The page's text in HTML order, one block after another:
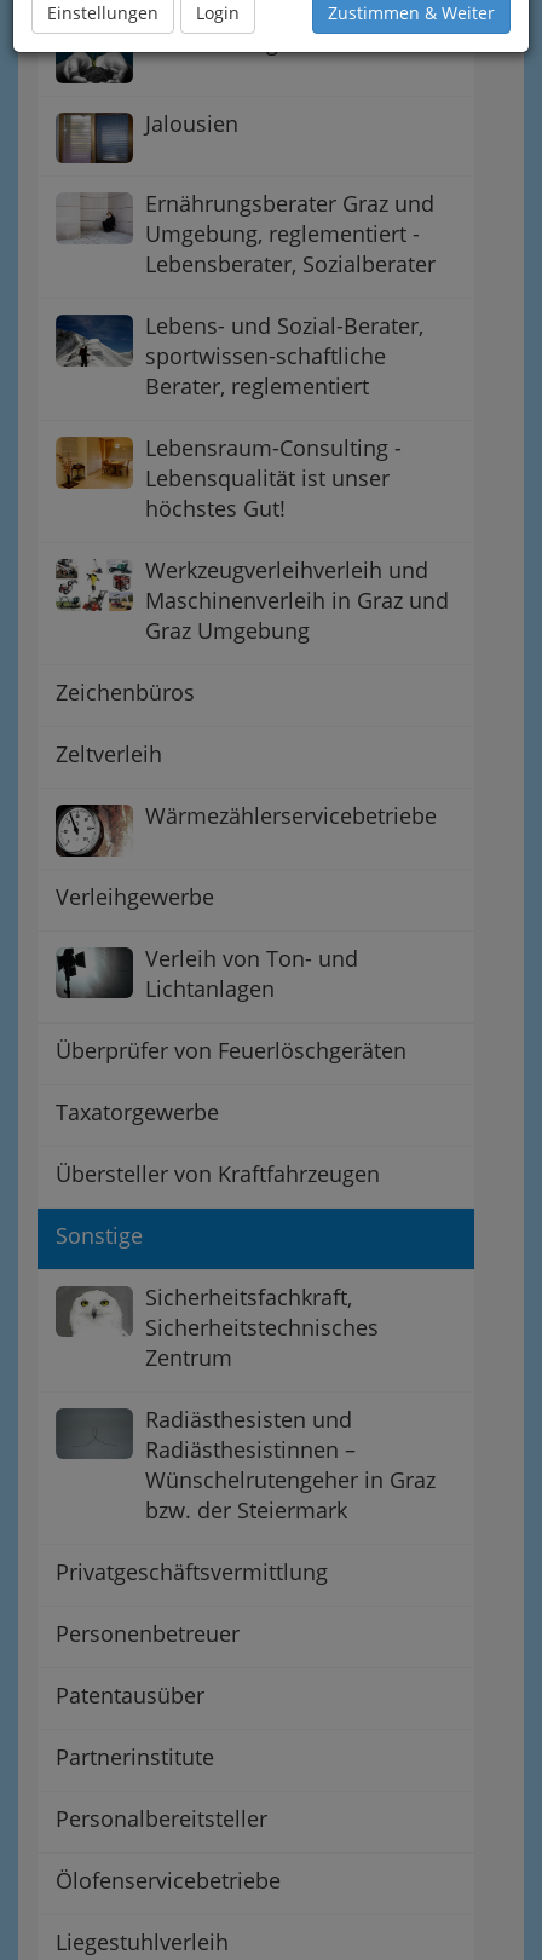
Einstellungen Login Zustimmen & Weiter
Humanenergetiker
Jalousien
Ernährungsberater Graz und
Umgebung, reglementiert -
Lebensberater, Sozialberater
Lebens- und Sozial-Berater,
sportwissen-schaftliche
Berater, reglementiert
Lebensraum-Consulting -
Lebensqualität ist unser
höchstes Gut!
Werkzeugverleihverleih und
Maschinenverleih in Graz und
Graz Umgebung
Zeichenbüros
Zeltverleih
Wärmezählerservicebetriebe
Verleihgewerbe
Verleih von Ton- und
Lichtanlagen
Überprüfer von Feuerlöschgeräten
Taxatorgewerbe
Übersteller von Kraftfahrzeugen
Sonstige
Sicherheitsfachkraft,
Sicherheitstechnisches
Zentrum
Radiästhesisten und
Radiästhesistinnen –
Wünschelrutengeher in Graz
bzw. der Steiermark
Privatgeschäftsvermittlung
Personenbetreuer
Patentausüber
Partnerinstitute
Personalbereitsteller
Ölofenservicebetriebe
Liegestuhlverleih